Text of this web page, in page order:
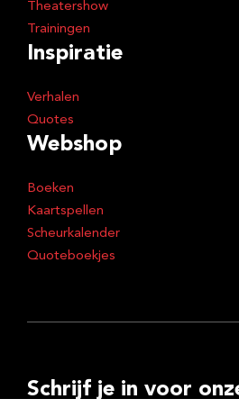
Theatershow
Trainingen
Inspiratie
Verhalen
Quotes
Webshop
Boeken
Kaartspellen
Scheurkalender
Quoteboekjes
Schrijf je in voor